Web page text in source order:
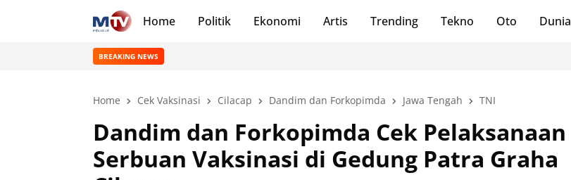
Home Politik Ekonomi Artis Trending Tekno Oto Dunia
BREAKING NEWS
Home Cek Vaksinasi Cilacap Dandim dan Forkopimda Jawa Tengah TNI
Dandim dan Forkopimda Cek Pelaksanaan
Serbuan Vaksinasi di Gedung Patra Graha